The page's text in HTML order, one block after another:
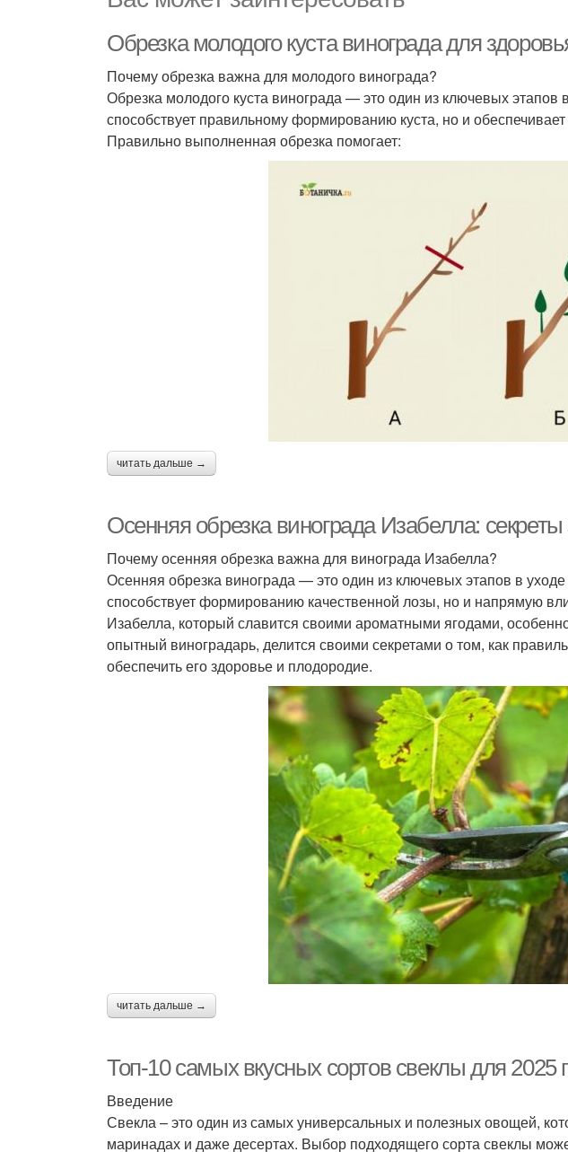
Обрезка молодого куста винограда для
Почему обрезка важна для молодого винограда?
Обрезка молодого куста винограда — это один из ключевых
способствует правильному формированию куста, но и
Правильно выполненная обрезка помогает:
читать дальше →
Осенняя обрезка винограда Изабелла:
Почему осенняя обрезка важна для винограда Изабелла?
Осенняя обрезка винограда — это один из ключевых этапов в
способствует формированию качественной лозы, но и напрямую
Изабелла, который славится своими ароматными ягодами,
опытный виноградарь, делится своими секретами о том, как
обеспечить его здоровье и плодородие.
читать дальше →
Топ-10 самых вкусных сортов свеклы для 2025
Введение
Свекла – это один из самых универсальных и полезных овощей,
маринадах и даже десертах. Выбор подходящего сорта свеклы